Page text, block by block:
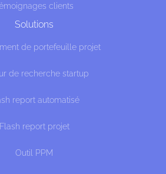
clients
Solutions
de portefeuille projet
de recherche startup
report automatisé
Flash report projet
Outil PPM